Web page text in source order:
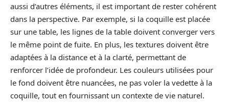
aussi d’autres éléments, il est important de rester cohérent
dans la perspective. Par exemple, si la coquille est placée
sur une table, les lignes de la table doivent converger vers
le même point de fuite. En plus, les textures doivent être
adaptées à la distance et à la clarté, permettant de
renforcer l’idée de profondeur. Les couleurs utilisées pour
le fond doivent être nuancées, ne pas voler la vedette à la
coquille, tout en fournissant un contexte de vie naturel.